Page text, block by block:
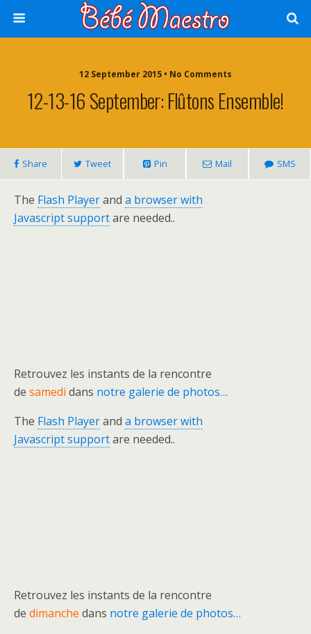
12 September 2015 • No Comments
12-13-16 September: Flûtons Ensemble!
Share Tweet Pin Mail SMS
The Flash Playerand a browser with
Javascript supportare needed..
Retrouvez les instants de la rencontre
de samedi dans notre galerie de photos…
The Flash Playerand a browser with
Javascript supportare needed..
Retrouvez les instants de la rencontre
de dimanche dans notre galerie de photos…